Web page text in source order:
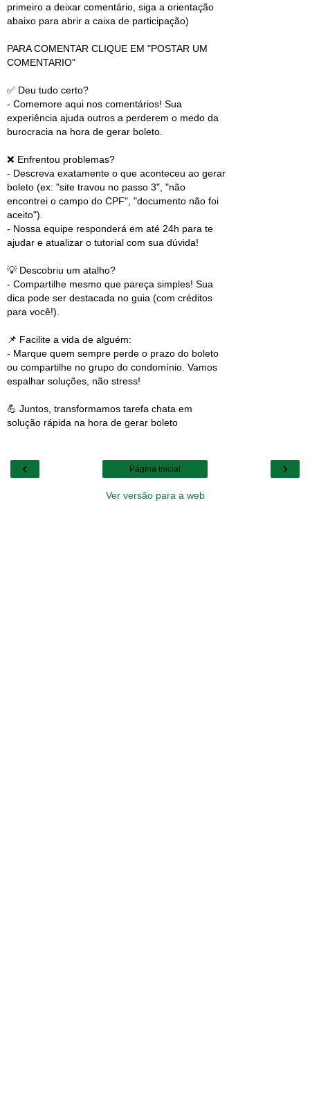
primeiro a deixar comentário, siga a orientação
abaixo para abrir a caixa de participação)
PARA COMENTAR CLIQUE EM "POSTAR UM
COMENTARIO"
✅ Deu tudo certo?
- Comemore aqui nos comentários! Sua
experiência ajuda outros a perderem o medo da
burocracia na hora de gerar boleto.
❌ Enfrentou problemas?
- Descreva exatamente o que aconteceu ao gerar
boleto (ex: "site travou no passo 3", "não
encontrei o campo do CPF", "documento não foi
aceito").
- Nossa equipe responderá em até 24h para te
ajudar e atualizar o tutorial com sua dúvida!
💡 Descobriu um atalho?
- Compartilhe mesmo que pareça simples! Sua
dica pode ser destacada no guia (com créditos
para você!).
📌 Facilite a vida de alguém:
- Marque quem sempre perde o prazo do boleto
ou compartilhe no grupo do condomínio. Vamos
espalhar soluções, não stress!
💪 Juntos, transformamos tarefa chata em
solução rápida na hora de gerar boleto
‹ ›
Página inicial
Ver versão para a web